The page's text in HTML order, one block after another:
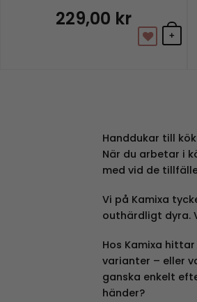
229,00 kr
+
Handdukar till
När du arbetar i
med vid de
Vi på Kamixa
outhärdligt dyra.
Hos Kamixa
varianter – eller
ganska enkelt
händer?